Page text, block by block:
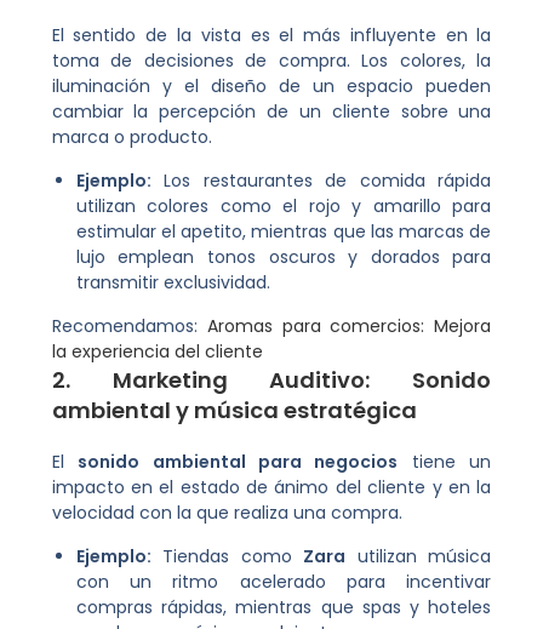
El sentido de la vista es el más influyente en la
toma de decisiones de compra. Los colores, la
iluminación y el diseño de un espacio pueden
cambiar la percepción de un cliente sobre una
marca o producto.
Ejemplo: Los restaurantes de comida rápida
utilizan colores como el rojo y amarillo para
estimular el apetito, mientras que las marcas de
lujo emplean tonos oscuros y dorados para
transmitir exclusividad.
Recomendamos: Aromas para comercios: Mejora
la experiencia del cliente
2. Marketing Auditivo: Sonido
ambiental y música estratégica
El sonido ambiental para negocios tiene un
impacto en el estado de ánimo del cliente y en la
velocidad con la que realiza una compra.
Ejemplo: Tiendas como Zara utilizan música
con un ritmo acelerado para incentivar
compras rápidas, mientras que spas y hoteles